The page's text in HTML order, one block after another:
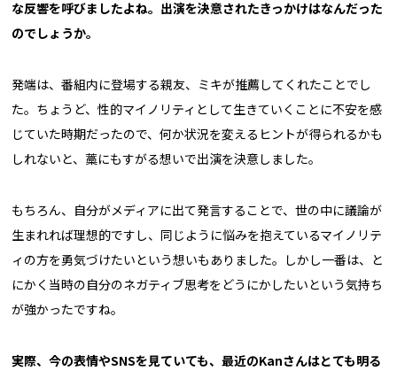
な反響を呼びましたよね。出演を決意されたきっかけはなんだった
のでしょうか。
発端は、番組内に登場する親友、ミキが推薦してくれたことでし
た。ちょうど、性的マイノリティとして生きていくことに不安を感
じていた時期だったので、何か状況を変えるヒントが得られるかも
しれないと、藁にもすがる想いで出演を決意しました。
もちろん、自分がメディアに出て発言することで、世の中に議論が
生まれれば理想的ですし、同じように悩みを抱えているマイノリテ
ィの方を勇気づけたいという想いもありました。しかし一番は、と
にかく当時の自分のネガティブ思考をどうにかしたいという気持ち
が強かったですね。
実際、今の表情やSNSを見ていても、最近のKanさんはとても明る